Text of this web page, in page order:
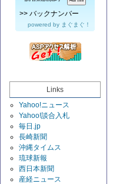
>> バックナンバー
powered by まぐまぐ！
Links
Yahoo!ニュース
Yahoo!談合入札
毎日.jp
長崎新聞
沖縄タイムス
琉球新報
西日本新聞
産経ニュース